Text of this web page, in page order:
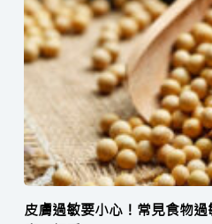
皮膚過敏要小心！常見食物